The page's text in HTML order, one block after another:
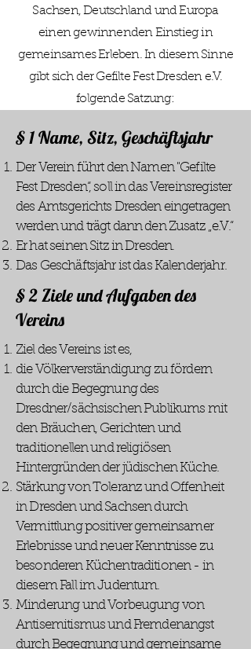
Sachsen, Deutschland und Europa
einen gewinnenden Einstieg in
gemeinsames Erleben. In diesem Sinne
gibt sich der Gefilte Fest Dresden e.V.
folgende Satzung:
§ 1 Name, Sitz, Geschäftsjahr
Der Verein führt den Namen "Gefilte
Fest Dresden“, soll in das Vereinsregister
des Amtsgerichts Dresden eingetragen
werden und trägt dann den Zusatz „e.V.“
Er hat seinen Sitz in Dresden.
Das Geschäftsjahr ist das Kalenderjahr.
§ 2 Ziele und Aufgaben des
Vereins
Ziel des Vereins ist es,
die Völkerverständigung zu fördern
durch die Begegnung des
Dresdner/sächsischen Publikums mit
den Bräuchen, Gerichten und
traditionellen und religiösen
Hintergründen der jüdischen Küche.
Stärkung von Toleranz und Offenheit
in Dresden und Sachsen durch
Vermittlung positiver gemeinsamer
Erlebnisse und neuer Kenntnisse zu
besonderen Küchentraditionen - in
diesem Fall im Judentum.
Minderung und Vorbeugung von
Antisemitismus und Fremdenangst
durch Begegnung und gemeinsame